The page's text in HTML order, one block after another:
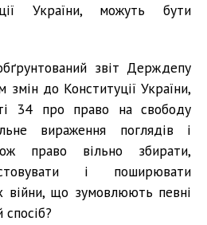
України, можуть бути
звіт Держдепу
до Конституції України,
34 про право на свободу
вираження поглядів і
право вільно збирати,
і поширювати
війни, що зумовлюють певні